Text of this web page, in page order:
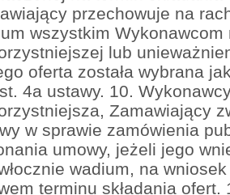
przechowuje na
wszystkim Wykonawcom
lub
oferta została wybrana
4a ustawy. 10.
Zamawiający
w sprawie zamówienia
umowy, jeżeli jego
wadium, na
terminu składania